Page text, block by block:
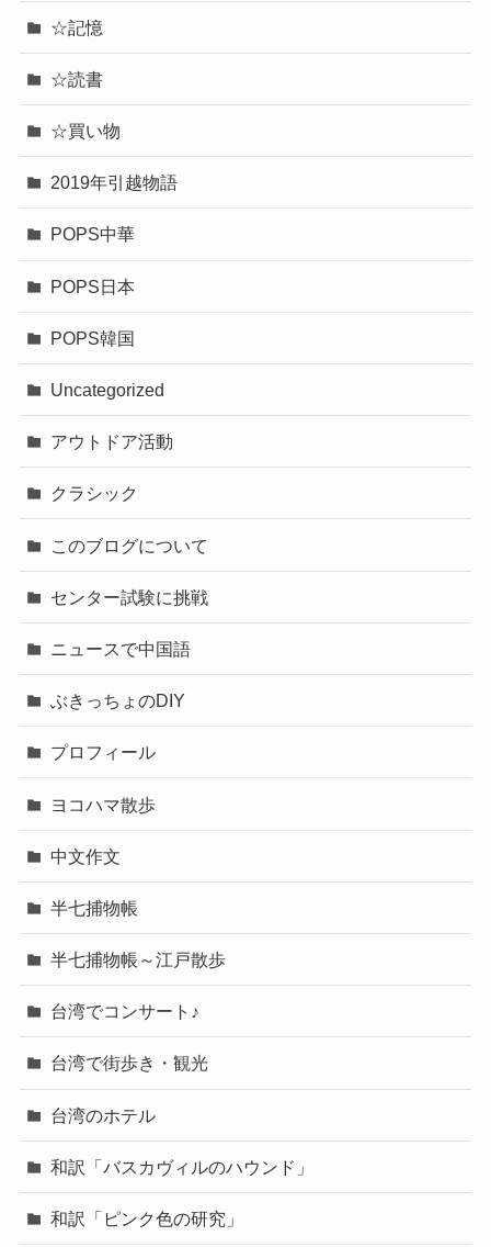
☆記憶
☆読書
☆買い物
2019年引越物語
POPS中華
POPS日本
POPS韓国
Uncategorized
アウトドア活動
クラシック
このブログについて
センター試験に挑戦
ニュースで中国語
ぶきっちょのDIY
プロフィール
ヨコハマ散歩
中文作文
半七捕物帳
半七捕物帳～江戸散歩
台湾でコンサート♪
台湾で街歩き・観光
台湾のホテル
和訳「バスカヴィルのハウンド」
和訳「ピンク色の研究」